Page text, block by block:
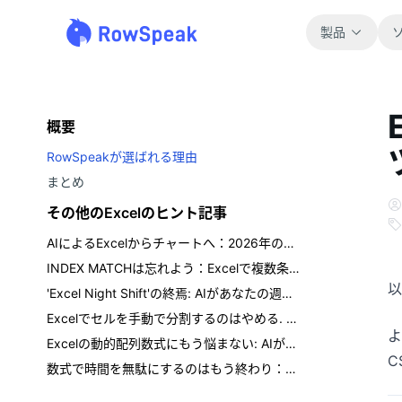
製品
概要
RowSpeakが選ばれる理由
まとめ
その他のExcelのヒント記事
AIによるExcelからチャートへ：2026年のツール、選択肢、レビューチェック
INDEX MATCHは忘れよう：Excelで複数条件を検索する最も簡単な方法
'Excel Night Shift'の終焉: AIがあなたの週末の10時間を取り戻す.
Excelでセルを手動で分割するのはやめる. 一文で済ませる.
Excelの動的配列数式にもう悩まない: AIが代わりに解決する方法
数式で時間を無駄にするのはもう終わり：AIでExcelのテキスト分割をスマートに